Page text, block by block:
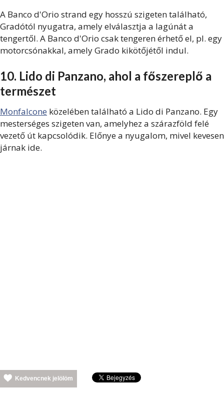
A Banco d'Orio strand egy hosszú szigeten található,
Gradótól nyugatra, amely elválasztja a lagúnát a
tengertől. A Banco d'Orio csak tengeren érhető el, pl. egy
motorcsónakkal, amely Grado kikötőjétől indul.
10. Lido di Panzano, ahol a főszereplő a
természet
Monfalcone közelében található a Lido di Panzano. Egy
mesterséges szigeten van, amelyhez a szárazföld felé
vezető út kapcsolódik. Előnye a nyugalom, mivel kevesen
járnak ide.
Kedvencnek jelölöm